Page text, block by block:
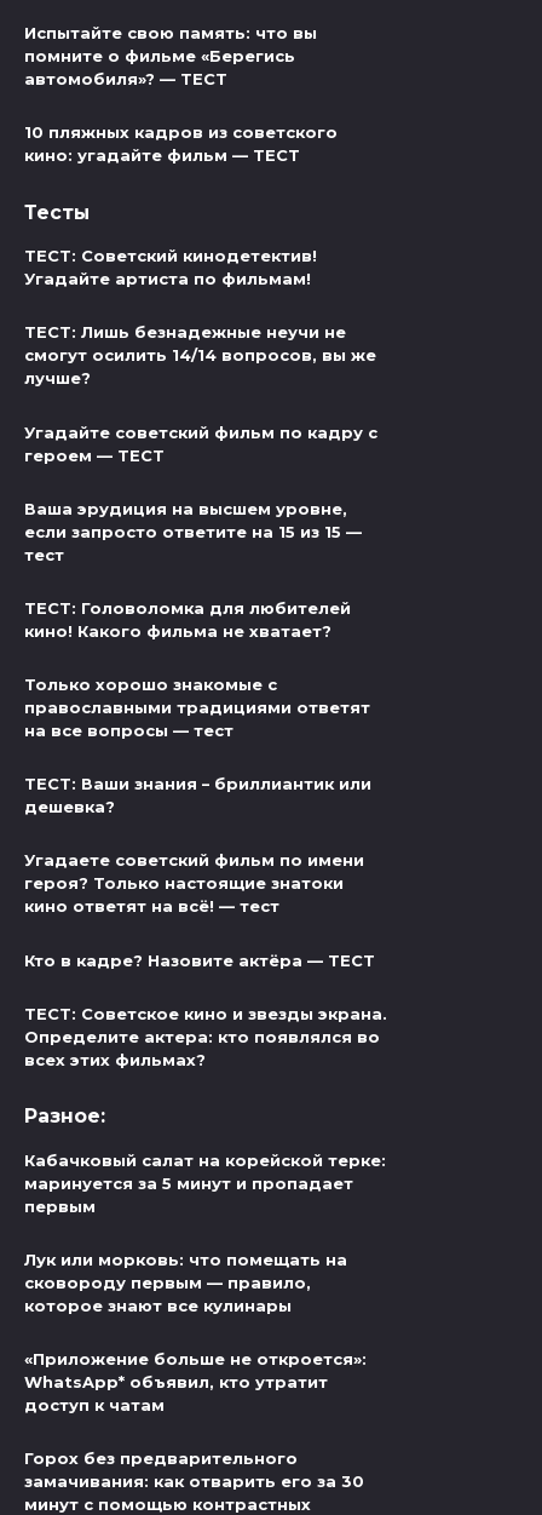
Испытайте свою память: что вы
помните о фильме «Берегись
автомобиля»? — ТЕСТ
10 пляжных кадров из советского
кино: угадайте фильм — ТЕСТ
Тесты
ТЕСТ: Советский кинодетектив!
Угадайте артиста по фильмам!
ТЕСТ: Лишь безнадежные неучи не
смогут осилить 14/14 вопросов, вы же
лучше?
Угадайте советский фильм по кадру с
героем — ТЕСТ
Ваша эрудиция на высшем уровне,
если запросто ответите на 15 из 15 —
тест
ТЕСТ: Головоломка для любителей
кино! Какого фильма не хватает?
Только хорошо знакомые с
православными традициями ответят
на все вопросы — тест
ТЕСТ: Ваши знания – бриллиантик или
дешевка?
Угадаете советский фильм по имени
героя? Только настоящие знатоки
кино ответят на всё! — тест
Кто в кадре? Назовите актёра — ТЕСТ
ТЕСТ: Советское кино и звезды экрана.
Определите актера: кто появлялся во
всех этих фильмах?
Разное:
Кабачковый салат на корейской терке:
маринуется за 5 минут и пропадает
первым
Лук или морковь: что помещать на
сковороду первым — правило,
которое знают все кулинары
«Приложение больше не откроется»:
WhatsApp* объявил, кто утратит
доступ к чатам
Горох без предварительного
замачивания: как отварить его за 30
минут с помощью контрастных